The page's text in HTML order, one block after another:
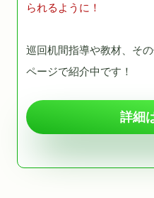
られるように！
巡回机間指導や教材、そ
ページで紹介中です！
詳細